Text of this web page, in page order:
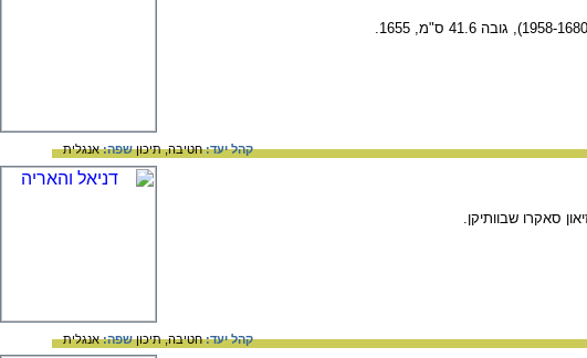
קהל יעד:חטיבה,תיכוןשפה:אנגלית
קהל יעד:חטיבה,תיכוןשפה:אנגלית